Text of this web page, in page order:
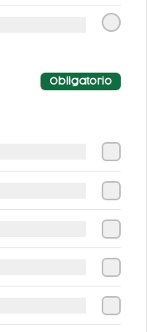
(INCLUYE
Obligatorio